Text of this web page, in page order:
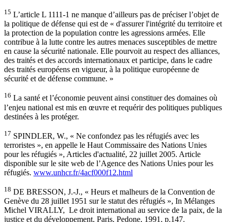
15 L’article L 1111-1 ne manque d’ailleurs pas de préciser l’objet de
la politique de défense qui est de « d'assurer l'intégrité du territoire et
la protection de la population contre les agressions armées. Elle
contribue à la lutte contre les autres menaces susceptibles de mettre
en cause la sécurité nationale. Elle pourvoit au respect des alliances,
des traités et des accords internationaux et participe, dans le cadre
des traités européens en vigueur, à la politique européenne de
sécurité et de défense commune. »
16 La santé et l’économie peuvent ainsi constituer des domaines où
l’enjeu national est mis en œuvre et requérir des politiques publiques
destinées à les protéger.
17 SPINDLER, W., « Ne confondez pas les réfugiés avec les
terroristes », en appelle le Haut Commissaire des Nations Unies
pour les réfugiés », Articles d'actualité, 22 juillet 2005. Article
disponible sur le site web de l’Agence des Nations Unies pour les
réfugiés. www.unhcr.fr/4acf000f12.html
18 DE BRESSON, J.-J., « Heurs et malheurs de la Convention de
Genève du 28 juillet 1951 sur le statut des réfugiés », In Mélanges
Michel VIRALLY, Le droit international au service de la paix, de la
justice et du développement, Paris, Pedone, 1991, p.147.